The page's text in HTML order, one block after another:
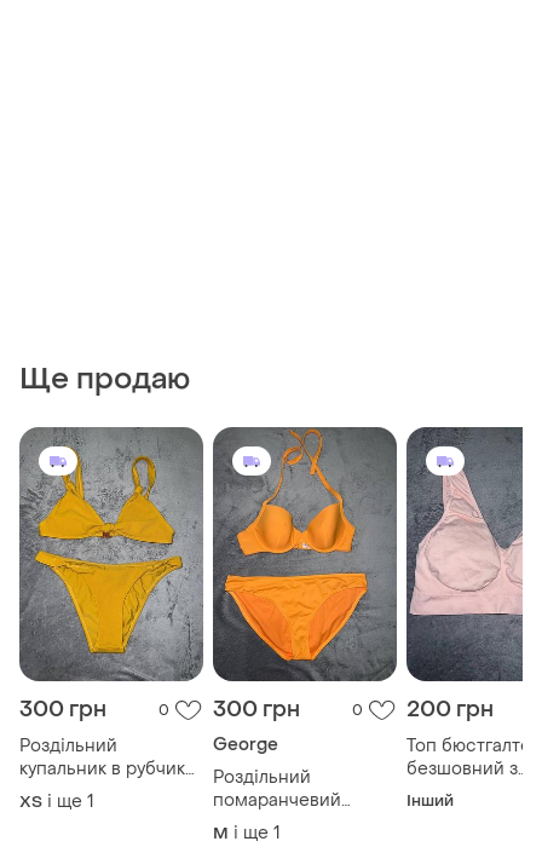
Ще продаю
300 грн 0
Роздільний
купальник в рубчик
гірчичного кольору
ХS і ще 1
300 грн 0
George
Роздільний
помаранчевий
купальник 36с
M і ще 1
200 грн
Топ бюстгалтер
безшовний з
чашками
Інший